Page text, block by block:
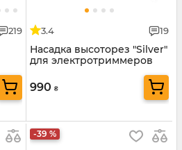
219 3.4 19
Насадка высоторез "Silver"
для электротриммеров
990 ₴
-39 %